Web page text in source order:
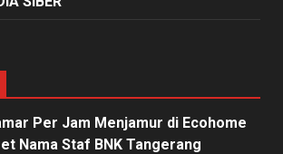
Per Jam Menjamur di Ecohome
Nama Staf BNK Tangerang